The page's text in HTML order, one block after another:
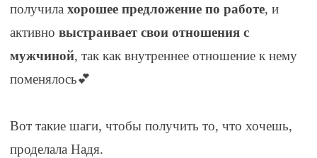
получила хорошее предложение по работе, и
активно выстраивает свои отношения с
мужчиной, так как внутреннее отношение к нему
поменялось💕
Вот такие шаги, чтобы получить то, что хочешь,
проделала Надя.